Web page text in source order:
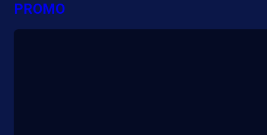
PROMO